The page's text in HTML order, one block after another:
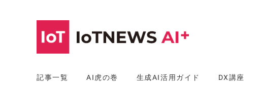
記事一覧 AI虎の巻 生成AI活用ガイド DX講座